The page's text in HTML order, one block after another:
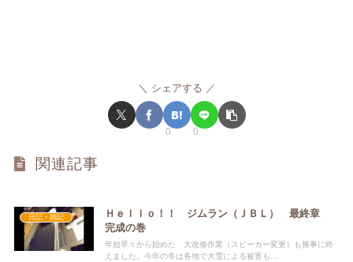
シェアする
0 0
関連記事
日記・雑記
Ｈｅｌｌｏ！！ ジムラン（ＪＢＬ） 最終章
完成の巻
年始早々から始めた 大改修作業（スピーカー変更）も無事に終
えました。今年の冬は各地で大雪による被害も...